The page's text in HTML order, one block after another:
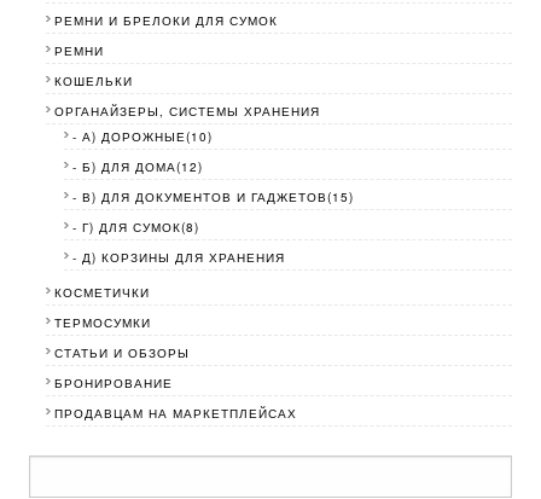
РЕМНИ И БРЕЛОКИ ДЛЯ СУМОК
РЕМНИ
КОШЕЛЬКИ
ОРГАНАЙЗЕРЫ, СИСТЕМЫ ХРАНЕНИЯ
- А) ДОРОЖНЫЕ(10)
- Б) ДЛЯ ДОМА(12)
- В) ДЛЯ ДОКУМЕНТОВ И ГАДЖЕТОВ(15)
- Г) ДЛЯ СУМОК(8)
- Д) КОРЗИНЫ ДЛЯ ХРАНЕНИЯ
КОСМЕТИЧКИ
ТЕРМОСУМКИ
СТАТЬИ И ОБЗОРЫ
БРОНИРОВАНИЕ
ПРОДАВЦАМ НА МАРКЕТПЛЕЙСАХ